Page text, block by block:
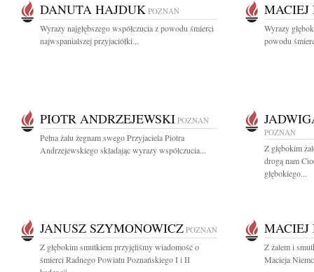
DANUTA HAJDUK POZNAŃ
Wyrazy najgłębszego współczucia z powodu śmierci
najwspanialszej przyjaciółki...
MACIEJ
Wyrazy
powodu
PIOTR ANDRZEJEWSKI POZNAŃ
Pełna żalu żegnam swego Przyjaciela Piotra
Andrzejewskiego składając wyrazy współczucia...
POZNAŃ
Z głębokim
drogą nam
głębokiego...
JANUSZ SZYMONOWICZ POZNAŃ
Z głębokim smutkiem przyjęliśmy wiadomość o
śmierci Radnego Powiatu Poznańskiego I i II
MACIEJ
Z żalem i
Macieja